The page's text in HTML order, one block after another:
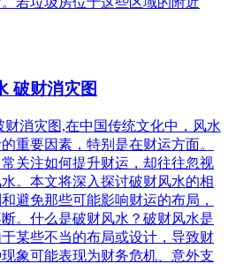
破财消灾图
财消灾图,在中国传统文化中，风水
重要因素，特别是在财运方面。
关注如何提升财运，却往往忽视
。本文将深入探讨破财风水的相
避免那些可能影响财运的布局，
。什么是破财风水？破财风水是
某些不当的布局或设计，导致财
象可能表现为财务危机、意外支